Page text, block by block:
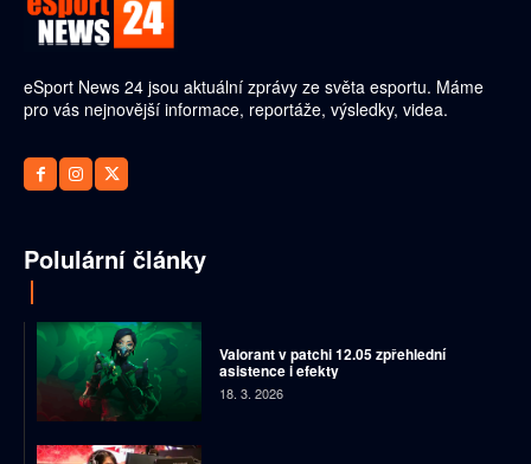
eSport News 24 jsou aktuální zprávy ze světa esportu. Máme
pro vás nejnovější informace, reportáže, výsledky, videa.
Polulární články
Valorant v patchi 12.05 zpřehlední
asistence i efekty
18. 3. 2026